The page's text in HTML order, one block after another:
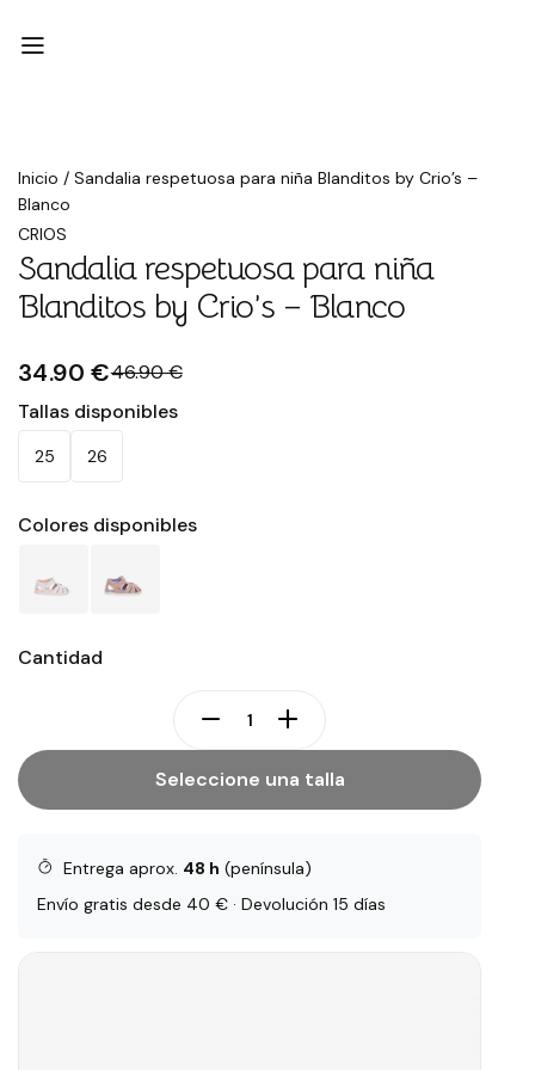
Inicio / Sandalia respetuosa para niña Blanditos by Crio’s –
Blanco
Rebajado
CRIOS
Sandalia respetuosa para niña
Blanditos by Crio’s – Blanco
34.90 €46.90 €
Tallas disponibles
25 26
Colores disponibles
Cantidad
Seleccione una talla
Entrega aprox. 48 h (península)
Envío gratis desde 40 € · Devolución 15 días